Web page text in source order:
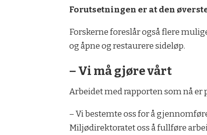
Forutsetningen er at den
Forskerne foreslår også flere
og åpne og restaurere sideløp.
– Vi må gjøre vårt
Arbeidet med rapporten som nå
– Vi bestemte oss for å
Miljødirektoratet oss å fullføre